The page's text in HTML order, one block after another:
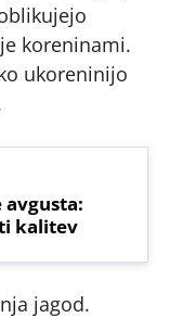
koreninami.
ukoreninijo
avgusta:
kalitev
jagod.